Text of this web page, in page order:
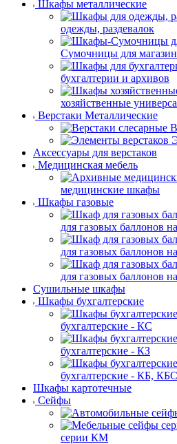
Шкафы металлические
одежды, раздевалок
Сумочницы для
бухгалтерии и архивов
хозяйственные
Верстаки Металлические
Аксессуары для верстаков
Медицинская мебель
медицинские шкафы
Шкафы газовые
для газовых баллонов
для газовых баллонов
для газовых баллонов
Сушильные шкафы
Шкафы бухгалтерские
бухгалтерские - КС
бухгалтерские - КЗ
бухгалтерские - КБ, КБС
Шкафы картотечные
Сейфы
серии КМ